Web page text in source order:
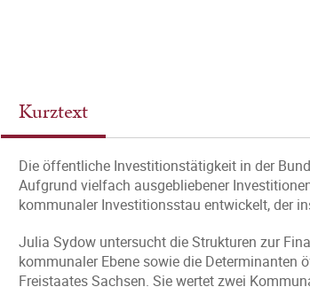
Kurztext
Die öffentliche Investitionstätigkeit in der
Aufgrund vielfach ausgebliebener
kommunaler Investitionsstau entwickelt, der
Julia Sydow untersucht die Strukturen zur
kommunaler Ebene sowie die
Freistaates Sachsen. Sie wertet zwei